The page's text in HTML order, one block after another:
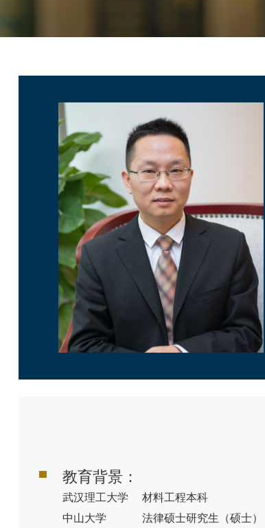
教育背景：
武汉理工大学 材料工程本科
中山大学 法律硕士研究生（硕士）